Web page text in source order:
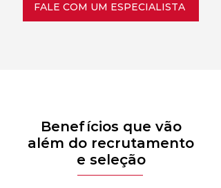
FALE COM UM ESPECIALISTA
Benefícios que vão
além do recrutamento
e seleção